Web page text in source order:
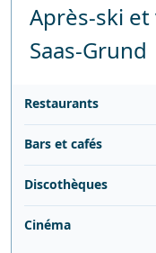
Après-ski
Saas-Grund
Restaurants
Bars et cafés
Discothèques
Cinéma